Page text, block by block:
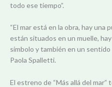
todo ese tiempo”.
“El mar está en la obra, hay una
están situados en un muelle,
símbolo y también en un
Paola Spalletti.
El estreno de “Más allá del